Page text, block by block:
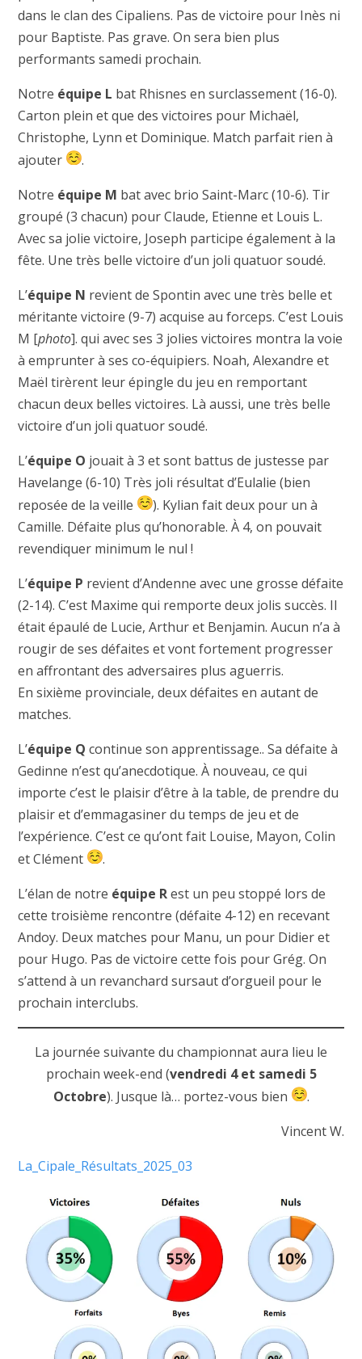
dans le clan des Cipaliens. Pas de victoire pour Inès ni
pour Baptiste. Pas grave. On sera bien plus
performants samedi prochain.
Notre équipe L bat Rhisnes en surclassement (16-0).
Carton plein et que des victoires pour Michaël,
Christophe, Lynn et Dominique. Match parfait rien à
ajouter
.
Notre équipe M bat avec brio Saint-Marc (10-6). Tir
groupé (3 chacun) pour Claude, Etienne et Louis L.
Avec sa jolie victoire, Joseph participe également à la
fête. Une très belle victoire d’un joli quatuor soudé.
L’équipe N revient de Spontin avec une très belle et
méritante victoire (9-7) acquise au forceps. C’est Louis
M [photo]. qui avec ses 3 jolies victoires montra la voie
à emprunter à ses co-équipiers. Noah, Alexandre et
Maël tirèrent leur épingle du jeu en remportant
chacun deux belles victoires. Là aussi, une très belle
victoire d’un joli quatuor soudé.
L’équipe O jouait à 3 et sont battus de justesse par
Havelange (6-10) Très joli résultat d’Eulalie (bien
reposée de la veille
). Kylian fait deux pour un à
Camille. Défaite plus qu’honorable. À 4, on pouvait
revendiquer minimum le nul !
L’équipe P revient d’Andenne avec une grosse défaite
(2-14). C’est Maxime qui remporte deux jolis succès. Il
était épaulé de Lucie, Arthur et Benjamin. Aucun n’a à
rougir de ses défaites et vont fortement progresser
en affrontant des adversaires plus aguerris.
En sixième provinciale, deux défaites en autant de
matches.
L’équipe Q continue son apprentissage.. Sa défaite à
Gedinne n’est qu’anecdotique. À nouveau, ce qui
importe c’est le plaisir d’être à la table, de prendre du
plaisir et d’emmagasiner du temps de jeu et de
l’expérience. C’est ce qu’ont fait Louise, Mayon, Colin
et Clément
.
L’élan de notre équipe Rest un peu stoppé lors de
cette troisième rencontre (défaite 4-12) en recevant
Andoy. Deux matches pour Manu, un pour Didier et
pour Hugo. Pas de victoire cette fois pour Grég. On
s’attend à un revanchard sursaut d’orgueil pour le
prochain interclubs.
La journée suivante du championnat aura lieu le
prochain week-end (vendredi 4 et samedi 5
Octobre). Jusque là… portez-vous bien
.
Vincent W.
La_Cipale_Résultats_2025_03